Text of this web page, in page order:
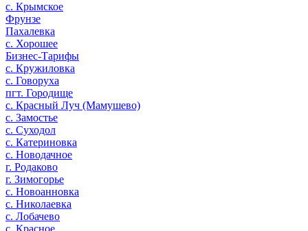
с. Крымское
Фрунзе
Пахалевка
с. Хорошее
Бизнес-Тарифы
с. Кружиловка
с. Говоруха
пгт. Городище
с. Красный Луч (Мамушево)
с. Замостье
с. Суходол
с. Катериновка
с. Новодачное
г. Родаково
г. Зимогорье
с. Новоанновка
с. Николаевка
с. Лобачево
с. Красное